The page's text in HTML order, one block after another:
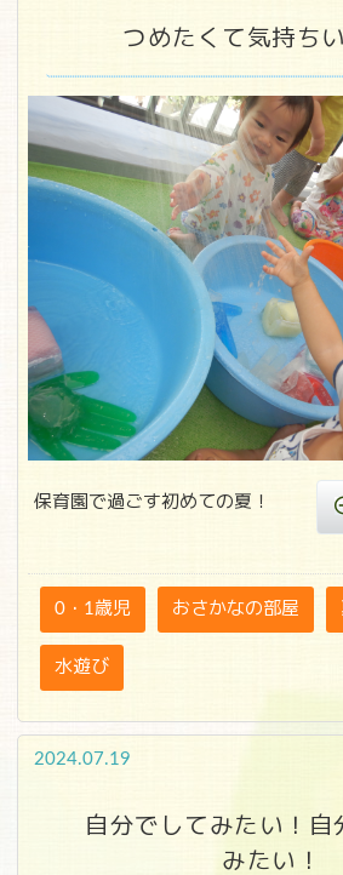
つめたくて気持ち
保育園で過ごす初めての夏！
0・1歳児 おさかなの部屋
水遊び
2024.07.19
自分でしてみたい！自
みたい！